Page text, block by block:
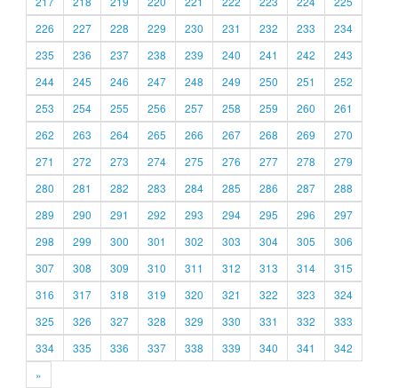
226
227 228 229 230 231 232 233
234
235
236 237 238 239 240 241 242
243
244
245 246 247 248 249 250 251
252
253
254 255 256 257 258 259 260
261
262
263 264 265 266 267 268 269
270
271
272 273 274 275 276 277 278
279
280
281 282 283 284 285 286 287
288
289
290 291 292 293 294 295 296
297
298
299 300 301 302 303 304 305
306
307
308 309 310 311 312 313 314
315
316
317 318 319 320 321 322 323
324
325
326 327 328 329 330 331 332
333
334
335 336 337 338 339 340 341
342
»